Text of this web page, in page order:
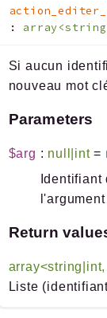
:
Si aucun
nouveau mot
Parameters
$arg : null|int=
Return
Liste